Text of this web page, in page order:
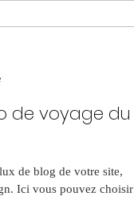
de voyage du
de blog de votre site,
Ici vous pouvez choisir